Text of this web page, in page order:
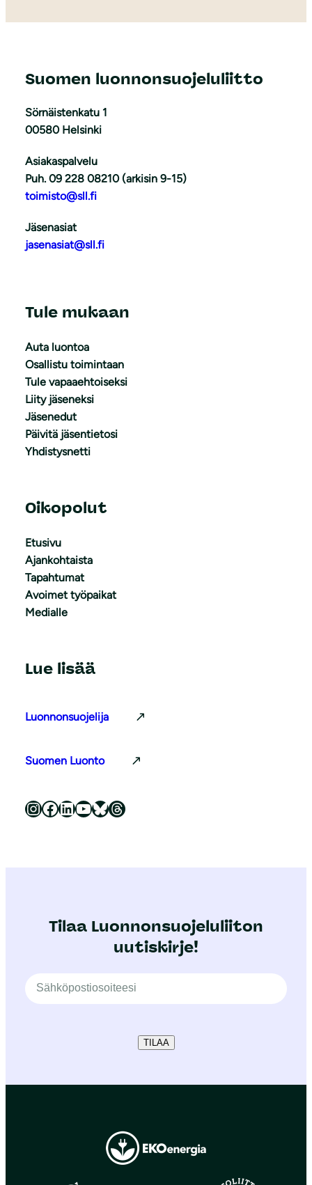
Suomen luonnonsuojeluliitto
Sörnäistenkatu 1
00580 Helsinki
Asiakaspalvelu
Puh. 09 228 08210 (arkisin 9-15)
toimisto@sll.fi
Jäsenasiat
jasenasiat@sll.fi
Tule mukaan
Auta luontoa
Osallistu toimintaan
Tule vapaaehtoiseksi
Liity jäseneksi
Jäsenedut
Päivitä jäsentietosi
Yhdistysnetti
Oikopolut
Etusivu
Ajankohtaista
Tapahtumat
Avoimet työpaikat
Medialle
Lue lisää
Luonnonsuojelija
Suomen Luonto
Luonnonsuojeluliitto Instagramissa Luonnonsuojeluliitto Facebookissa Luonnonsuojeluliitto LinkedInissä Luonnonsuojeluliiton YouTube-kanava Luonnonsuojeluliitto Blueskyssa Luonnonsuojeluliitto Threadsissa
Tilaa Luonnonsuojeluliiton
uutiskirje!
TILAA